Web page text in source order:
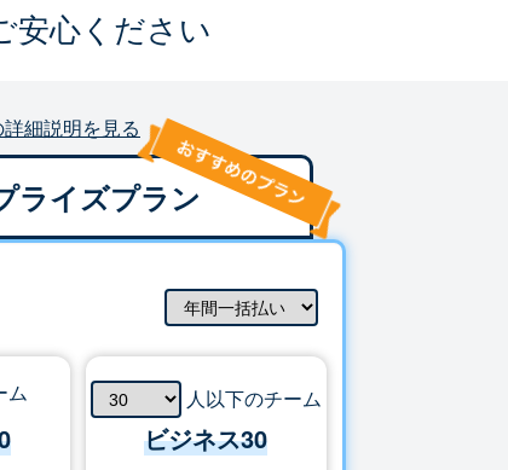
安心ください
細説明を見る
ライズプラン
ム 人以下のチーム
ビジネス30